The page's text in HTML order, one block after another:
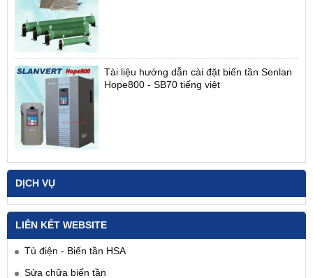
Tài liệu hướng dẫn cài đặt biến tần Senlan
Hope800 - SB70 tiếng việt
DỊCH VỤ
LIÊN KẾT WEBSITE
Tủ điện - Biến tần HSA
Sửa chữa biến tần